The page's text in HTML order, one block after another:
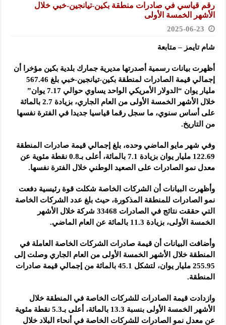
رقم قياسي في صادرات منطقة بكين-تيانجين-خبي خلال
الأشهر الخمسة الأولى
2025-06-23
شام تايمز – متابعة
أظهرت بيانات رسمية أصدرتها مديرية جمارك بلدية بكين مؤخرا أن
إجمالي قيمة الصادرات لمنطقة بكين-تيانجين-خبي بلغ 567.46
مليار يوان “الدولار الأمريكي الواحد يساوي حوالي 7.17 يوان”
خلال الأشهر الخمسة الأولى من العام الجاري، بزيادة 2.7 بالمائة
على أساس سنوي، ما سجل رقما قياسيا جديدا في الفترة نفسها
من التاريخ.
وفي شهر مايو الماضي وحده، بلغ إجمالي قيمة صادرات المنطقة
122.69 مليار يوان بزيادة 7.1 بالمائة، أعلى بـ0.8 نقطة مئوية عن
معدل نمو الصادرات على الصعيد الوطني خلال الفترة نفسها.
وأظهرت البيانات أن الشركات الخاصة شكلت قوة رئيسية دفعت
نمو الصادرات للمنطقة المذكورة، حيث بلغ عدد الشركات الخاصة
التي حققت نتائج في الصادرات 33468 شركة خلال الأشهر
الخمسة الأولى، بزيادة 11.3 بالمائة عن العام الماضي.
وأضافت البيانات أن قيمة صادرات الشركات الخاصة العاملة في
المنطقة خلال الأشهر الخمسة الأولى من العام الجاري وصلت إلى
255.95 مليار يوان، لتشكل 45.1 بالمائة من إجمالي قيمة صادرات
المنطقة.
وازدادت قيمة الصادرات للشركات الخاصة في المنطقة خلال
الأشهر الخمسة الأولى بنسبة 13.3 بالمائة، أعلى بـ5.3 نقطة مئوية
عن معدل نمو الصادرات للشركات الخاصة في أنحاء البلاد خلال